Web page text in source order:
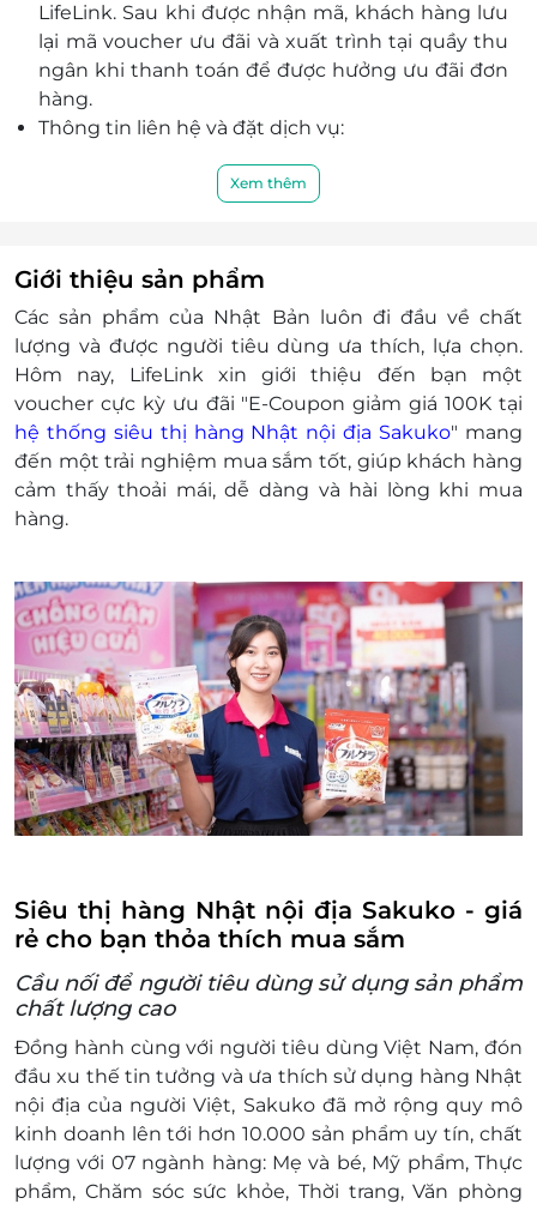
Đội ngũ nhân viên chu đáo, nhiệt tình, hệ thống
siêu thị hàng Nhật nội địa Sakuko hứa hẹn sẽ
làm hài lòng mọi quý khách hàng.
LifeLink. Sau khi được nhận mã, khách hàng lưu
lại mã voucher ưu đãi và xuất trình tại quầy thu
ngân khi thanh toán để được hưởng ưu đãi đơn
hàng.
Thông tin liên hệ và đặt dịch vụ:
209 Đội Cấn, Ba Đình, Hà Nội - 02422 82
Đông, Hà Nội - 02466 86 08 88
05 05
Tầng 1 Park II Times City, Hai Bà Trưng, Hà
Nội - 02422 82 58 58
109 Nguyễn Tuân, Thanh Xuân Trung,
Thanh Xuân, Hà Nội - 02422 17 44 99
S01 T6, Khu đô thị Times City, Hai Bà
Trưng, Hà Nội - 0967 569 658
Kiot 12 - Tòa HH2B - Khu đô thị Linh Đàm,
Hoàng Mai, Hà Nội - 02422 82 38 38
LKA01 - Embassy Garden, Xuân Tảo, Bắc
Từ Liêm, Hà Nội - 0975 721 466
Tầng 1, tòa A3, Trần Đăng Ninh, Cầu Giấy,
Hà Nội - 02466 85 70 70
208 Trần Duy Hưng, Trung Hoà, Cầu Giấy,
Hà Nội - 0862 096 226
42 Đỗ Quang, Trung Hòa, Cầu Giấy, Hà
Hoàn Kiếm, Hà Nội - 02466 81 02 02
C1, tòa nhà Hòa Phát (Mandarin Garden)
Hà Nội - 02466 81 04 04
25LK6C Nguyễn Văn Lộc, Hà Đông, Hà
Nội - 0989 388 998
76 Nguyễn Du, Hai Bà Trưng, Hà Nội -
02466 81 06 06
Toà N04 Ecohome 3, Tân Xuân, Đông
Ngạc, Bắc Từ Liêm, Hà Nội - 0965 901 858
Lô ML6-16, Vinhomes Green Bay, Mễ Trì,
Xem thêm
Giới thiệu sản phẩm
Các sản phẩm của Nhật Bản luôn đi đầu về chất
lượng và được người tiêu dùng ưa thích, lựa chọn.
Hôm nay, LifeLink xin giới thiệu đến bạn một
voucher cực kỳ ưu đãi "E-Coupon giảm giá 100K tại
hệ thống siêu thị hàng Nhật nội địa Sakuko" mang
đến một trải nghiệm mua sắm tốt, giúp khách hàng
cảm thấy thoải mái, dễ dàng và hài lòng khi mua
hàng.
Siêu thị hàng Nhật nội địa Sakuko - giá
rẻ cho bạn thỏa thích mua sắm
Cầu nối để người tiêu dùng sử dụng sản phẩm
chất lượng cao
Đồng hành cùng với người tiêu dùng Việt Nam, đón
đầu xu thế tin tưởng và ưa thích sử dụng hàng Nhật
nội địa của người Việt, Sakuko đã mở rộng quy mô
kinh doanh lên tới hơn 10.000 sản phẩm uy tín, chất
lượng với 07 ngành hàng: Mẹ và bé, Mỹ phẩm, Thực
phẩm, Chăm sóc sức khỏe, Thời trang, Văn phòng